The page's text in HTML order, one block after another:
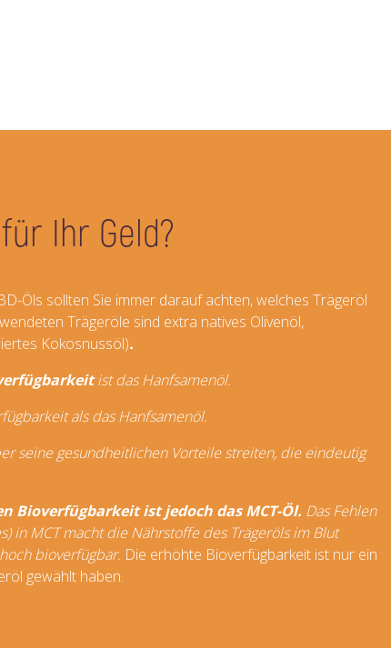
Ihr Geld?
Öls sollten Sie immer darauf achten, welches Trägeröl
Trägeröle sind extra natives Olivenöl,
Kokosnussöl).
ist das Hanfsamenöl.
als das Hanfsamenöl.
seine gesundheitlichen Vorteile streiten, die eindeutig
Bioverfügbarkeit ist jedoch das MCT-Öl. Das Fehlen
in MCT macht die Nährstoffe des Trägeröls im Blut
bioverfügbar. Die erhöhte Bioverfügbarkeit ist nur ein
gewählt haben.